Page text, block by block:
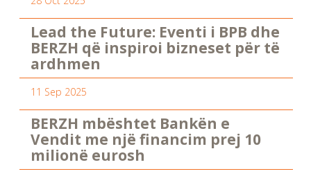
Lead the Future: Eventi i BPB dhe
BERZH që inspiroi bizneset për të
ardhmen
11 Sep 2025
BERZH mbështet Bankën e
Vendit me një financim prej 10
milionë eurosh